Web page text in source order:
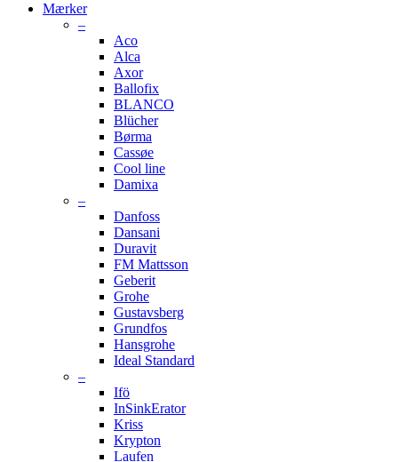
Mærker
–
Aco
Alca
Axor
Ballofix
BLANCO
Blücher
Børma
Cassøe
Cool line
Damixa
–
Danfoss
Dansani
Duravit
FM Mattsson
Geberit
Grohe
Gustavsberg
Grundfos
Hansgrohe
Ideal Standard
–
Ifö
InSinkErator
Kriss
Krypton
Laufen